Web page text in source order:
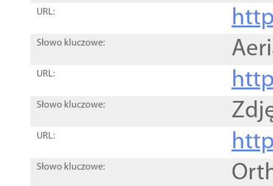
URL:
Słowo kluczowe:
URL:
Słowo kluczowe:
URL:
Słowo kluczowe: